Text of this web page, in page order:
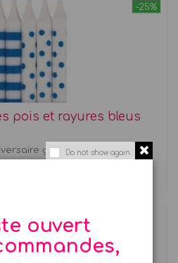
Do not show again.
ouvert
-25%
pois et rayures bleus
garçon Set...